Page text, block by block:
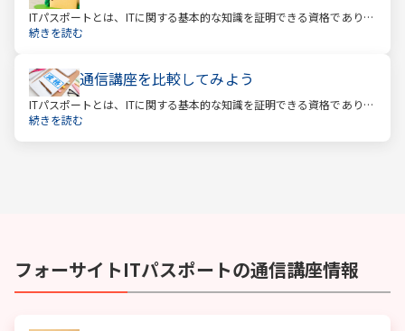
ITパスポートとは、ITに関する基本的な知識を証明できる資格であり、
経済産業省認定の国家試験です。 ITと聞くと、専門的な知識を問われ
続きを読む
通信講座を比較してみよう
ITパスポートとは、ITに関する基本的な知識を証明できる資格であり、
経済産業省認定の国家試験です。 ITと聞くと、専門的な知識を問われ
続きを読む
フォーサイトITパスポートの通信講座情報